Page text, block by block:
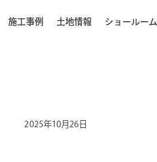
施工事例 土地情報 ショールーム
2025年10月26日